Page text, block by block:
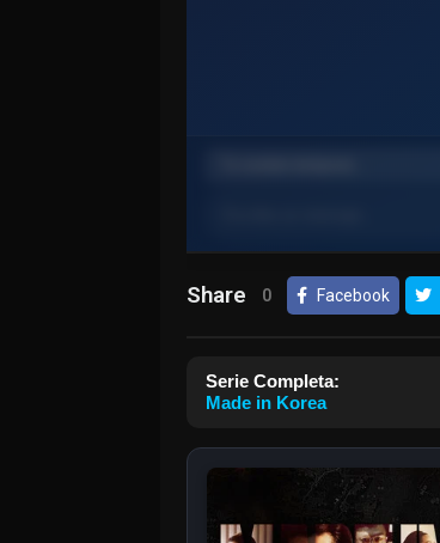
Share 0 Facebook
Serie Completa:
Made in Korea